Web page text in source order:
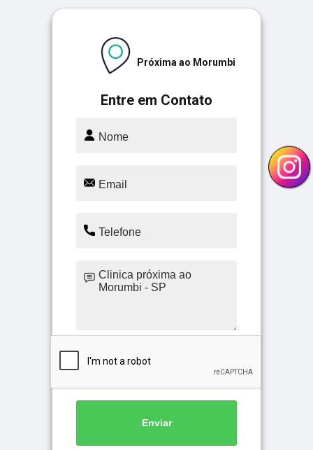
Entre em Contato
Próxima ao Morumbi
Enviar